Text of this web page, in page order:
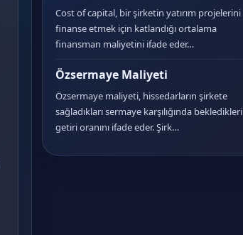
Cost of capital, bir şirketin yatırım projelerini
finanse etmek için katlandığı ortalama
finansman maliyetini ifade eder…
Özsermaye Maliyeti
Özsermaye maliyeti, hissedarların şirkete
sağladıkları sermaye karşılığında bekledikleri
getiri oranını ifade eder. Şirk…